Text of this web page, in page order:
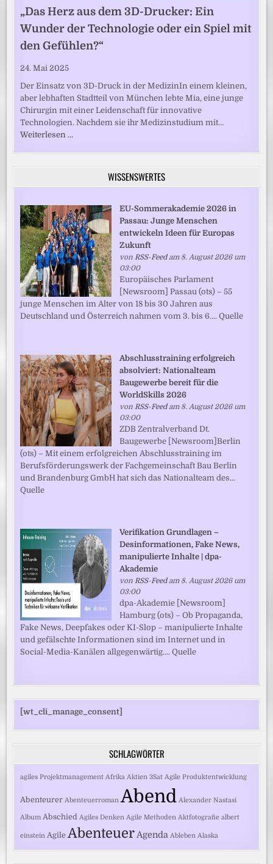
„Das Herz aus dem 3D-Drucker: Ein
Wunder der Technologie oder ein Spiel mit
den Gefühlen?“
24. Mai 2025
Der Einsatz von 3D-Druck in der MedizinIn einem kleinen,
aber lebhaften Stadtteil von München lebte Mia, eine junge
Chirurgin mit einer Leidenschaft für innovative
Technologien. Nachdem sie ihr Medizinstudium mit…
Weiterlesen …
WISSENSWERTES
EU-Sommerakademie 2026 in
Passau: Junge Menschen
entwickeln Ideen für Europas
Zukunft
von RSS-Feedam 8. August 2026 um
03:00
Europäisches Parlament
[Newsroom] Passau (ots) – 55
junge Menschen im Alter von 18 bis 30 Jahren aus
Deutschland und Österreich nahmen vom 3. bis 6.... Quelle
Abschlusstraining erfolgreich
absolviert: Nationalteam
Baugewerbe bereit für die
WorldSkills 2026
von RSS-Feedam 8. August 2026 um
03:00
ZDB Zentralverband Dt.
Baugewerbe [Newsroom]Berlin
(ots) – Mit einem erfolgreichen Abschlusstraining im
Berufsförderungswerk der Fachgemeinschaft Bau Berlin
und Brandenburg GmbH hat sich das Nationalteam des...
Quelle
Verifikation Grundlagen –
Desinformationen, Fake News,
manipulierte Inhalte | dpa-
Akademie
vonRSS-Feedam 8. August 2026 um
03:00
dpa-Akademie [Newsroom]
Hamburg (ots) – Ob Propaganda,
Fake News, Deepfakes oder KI-Slop – manipulierte Inhalte
und gefälschte Informationen sind im Internet und in
Social-Media-Kanälen allgegenwärtig.... Quelle
[wt_cli_manage_consent]
SCHLAGWÖRTER
agiles Projektmanagement Afrika Aktien 3Sat Agile Produktentwicklung
Abenteurer Abenteuerroman Abend Alexander Nastasi
Album Abschied Agiles Denken Agile Methoden Aktfotografie albert
einstein Agile Abenteuer Agenda Ableben Alaska